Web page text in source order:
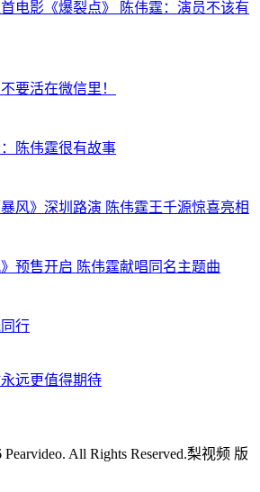
电影《爆裂点》 陈伟霆：演员不该有
要活在微信里！
陈伟霆很有故事
风》深圳路演 陈伟霆王千源惊喜亮相
预售开启 陈伟霆献唱同名主题曲​
行
远更值得期待
All Rights Reserved.梨视频 版